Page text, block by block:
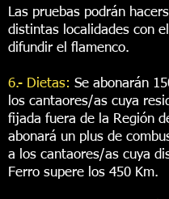
Las pruebas podrán
distintas localidades con
difundir el flamenco.
6.- Dietas: Se abonarán
los cantaores/as cuya
fijada fuera de la Región
abonará un plus de
a los cantaores/as cuya
Ferro supere los 450 Km.